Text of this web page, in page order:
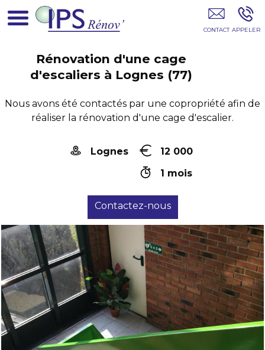
Entreprise De Rénovation D'appartement
Rénovation d'une cage
d'escaliers à Lognes (77)
Nous avons été contactés par une copropriété afin de
réaliser la rénovation d'une cage d'escalier.
Lognes
12 000
1 mois
Contactez-nous